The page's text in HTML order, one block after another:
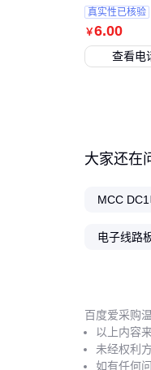
￥6.00
真实性已核验
查看电
大家还在
MCC
电子线路
百度爱采购
以上内容
未经权利
如有任何